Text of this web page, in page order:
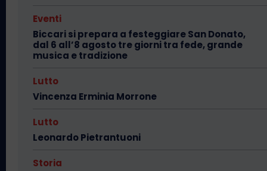
Eventi
Biccari si prepara a festeggiare San Donato,
dal 6 all’8 agosto tre giorni tra fede, grande
musica e tradizione
Lutto
Vincenza Erminia Morrone
Lutto
Leonardo Pietrantuoni
Storia